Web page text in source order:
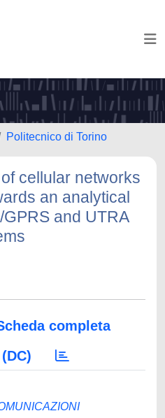
Politecnico di Torino
cellular networks
an analytical
and UTRA
completa